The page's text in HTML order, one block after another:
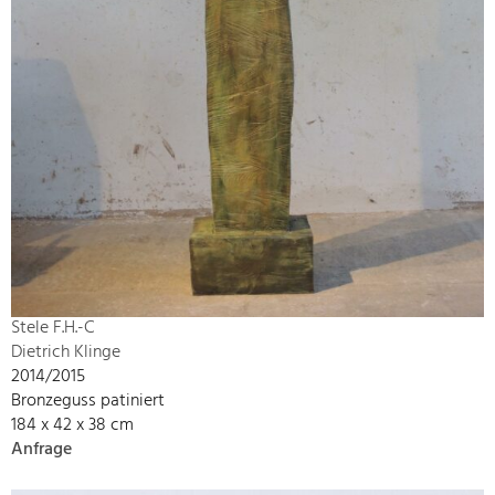
Stele F.H.-C
Dietrich Klinge
2014/2015
Bronzeguss patiniert
184 x 42 x 38 cm
Anfrage